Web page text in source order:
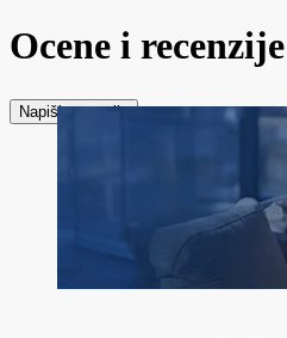
Ocene i recenzije
Napiši recenziju